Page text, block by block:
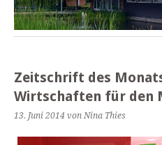
Zeitschrift des
Wirtschaften für den
13. Juni 2014 von Nina Thies